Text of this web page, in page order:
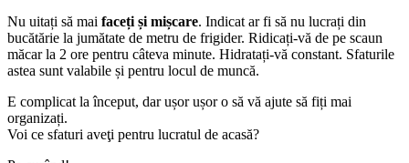
Nu uitați să mai faceți și mișcare. Indicat ar fi să nu lucrați din
bucătărie la jumătate de metru de frigider. Ridicați-vă de pe scaun
măcar la 2 ore pentru câteva minute. Hidratați-vă constant. Sfaturile
astea sunt valabile și pentru locul de muncă.
E complicat la început, dar ușor ușor o să vă ajute să fiți mai
organizați.
Voi ce sfaturi aveţi pentru lucratul de acasă?